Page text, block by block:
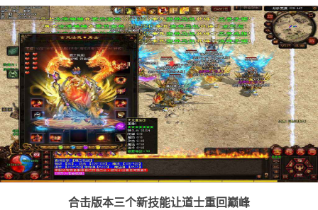
合击版本三个新技能让道士重回巅峰